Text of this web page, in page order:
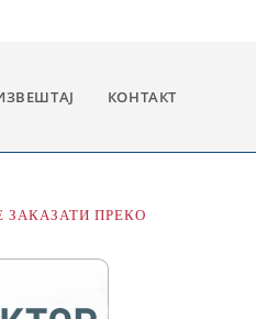
КОНТАКТ
ПРЕКО